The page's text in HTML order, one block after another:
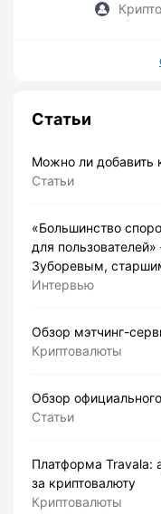
Статьи
Можно ли добавить
Статьи
«Большинство
для
Зуборевым,
Интервью
Обзор мэтчинг-
Криптовалюты
Обзор
Статьи
Платформа Travala:
за криптовалюту
Криптовалюты